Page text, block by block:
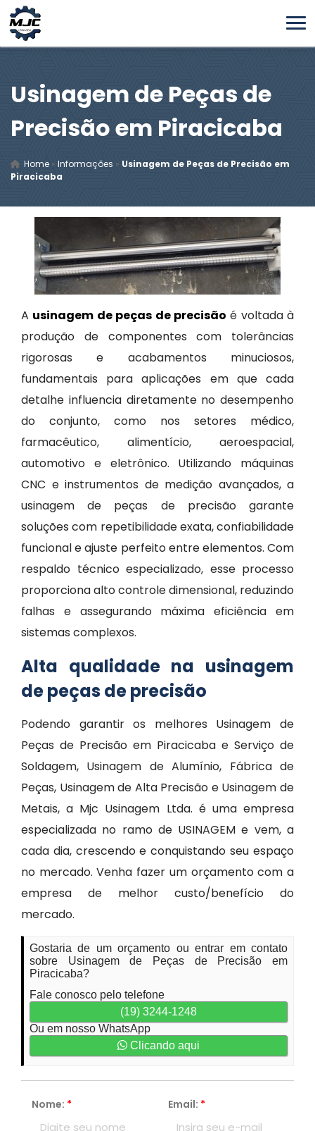
Usinagem de Peças de
Precisão em Piracicaba
Home » Informações » Usinagem de Peças de Precisão em
Piracicaba
A usinagem de peças de precisão é voltada à
produção de componentes com tolerâncias
rigorosas e acabamentos minuciosos,
fundamentais para aplicações em que cada
detalhe influencia diretamente no desempenho
do conjunto, como nos setores médico,
farmacêutico, alimentício, aeroespacial,
automotivo e eletrônico. Utilizando máquinas
CNC e instrumentos de medição avançados, a
usinagem de peças de precisão garante
soluções com repetibilidade exata, confiabilidade
funcional e ajuste perfeito entre elementos. Com
respaldo técnico especializado, esse processo
proporciona alto controle dimensional, reduzindo
falhas e assegurando máxima eficiência em
sistemas complexos.
Alta qualidade na usinagem
de peças de precisão
Podendo garantir os melhores Usinagem de
Peças de Precisão em Piracicaba e Serviço de
Soldagem, Usinagem de Alumínio, Fábrica de
Peças, Usinagem de Alta Precisão e Usinagem de
Metais, a Mjc Usinagem Ltda. é uma empresa
especializada no ramo de USINAGEM e vem, a
cada dia, crescendo e conquistando seu espaço
no mercado. Venha fazer um orçamento com a
empresa de melhor custo/benefício do
mercado.
Gostaria de um orçamento ou entrar em contato
sobre Usinagem de Peças de Precisão em
Piracicaba?
Fale conosco pelo telefone
(19) 3244-1248
Ou em nosso WhatsApp
Clicando aqui
Nome: * Email: *